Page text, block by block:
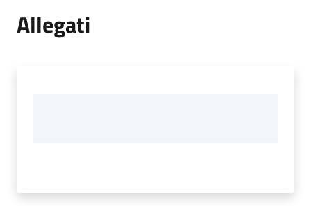
Allegati